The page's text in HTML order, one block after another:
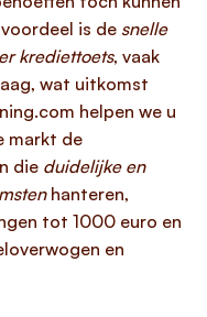
is de snelle
krediettoets, vaak
wat uitkomst
helpen we u
markt de
die duidelijke en
hanteren,
tot 1000 euro en
en